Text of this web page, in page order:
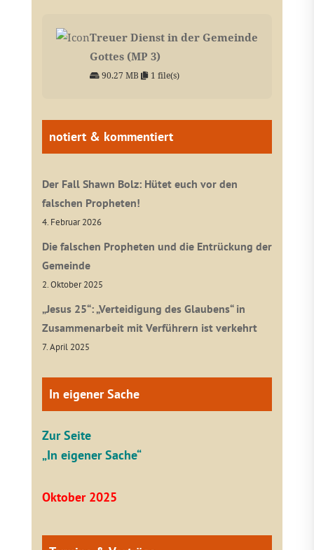
Treuer Dienst in der Gemeinde
Gottes (MP 3)
90.27 MB 1 file(s)
notiert & kommentiert
Der Fall Shawn Bolz: Hütet euch vor den
falschen Propheten!
4. Februar 2026
Die falschen Propheten und die Entrückung der
Gemeinde
2. Oktober 2025
„Jesus 25“: „Verteidigung des Glaubens“ in
Zusammenarbeit mit Verführern ist verkehrt
7. April 2025
In eigener Sache
Zur Seite
„In eigener Sache“
Oktober 2025